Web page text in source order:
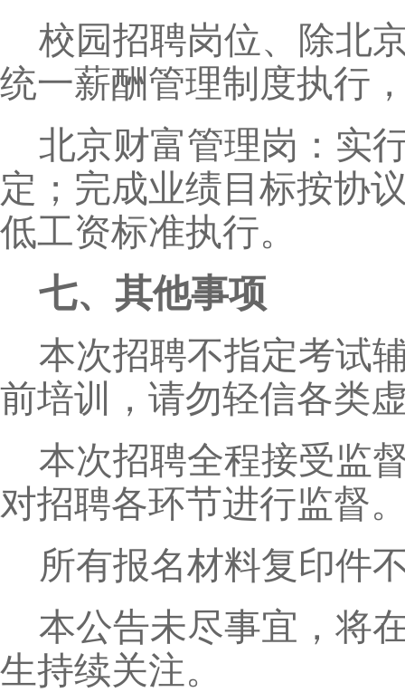
校园招聘岗位、除北
统一薪酬管理制度执行
北京财富管理岗：实
定；完成业绩目标按协
低工资标准执行。
七、其他事项
本次招聘不指定考试
前培训，请勿轻信各类
本次招聘全程接受监
对招聘各环节进行监督
所有报名材料复印件
本公告未尽事宜，将
生持续关注。